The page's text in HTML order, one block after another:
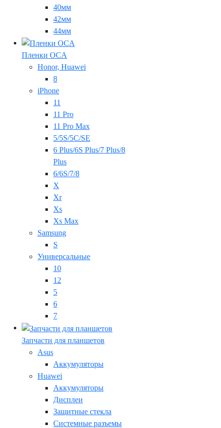
40мм
42мм
44мм
Пленки OCA
Honor, Huawei
8
iPhone
11
11 Pro
11 Pro Max
5/5S/5C/SE
6 Plus/6S Plus/7 Plus/8
Plus
6/6S/7/8
X
Xr
Xs
Xs Max
Samsung
S
Универсальные
10
12
5
6
7
Запчасти для планшетов
Asus
Аккумуляторы
Huawei
Аккумуляторы
Дисплеи
Защитные стекла
Системные разъемы